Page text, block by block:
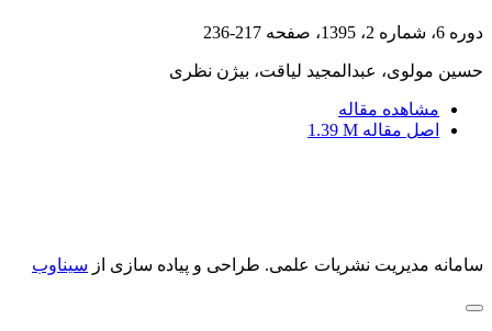
دوره 6، شماره 2، 1395، صفحه 217-236
حسین مولوی، عبدالمجید لیاقت، بیژن نظری
مشاهده مقاله
اصل مقاله 1.39 M
سامانه مدیریت نشریات علمی. طراحی و پیاده سازی از سیناوب